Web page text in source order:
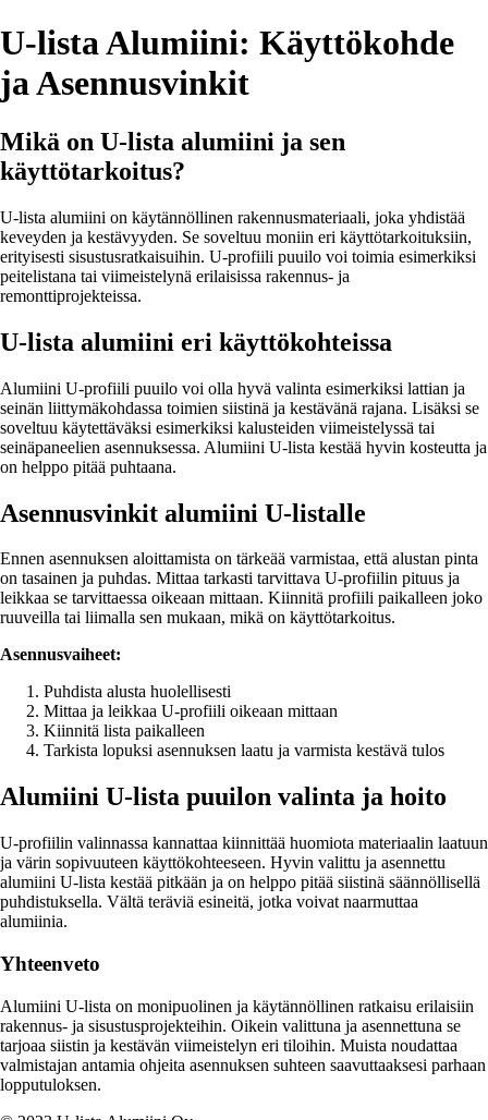
U-lista Alumiini: Käyttökohde
ja Asennusvinkit
Mikä on U-lista alumiini ja sen
käyttötarkoitus?
U-lista alumiini on käytännöllinen rakennusmateriaali, joka yhdistää
keveyden ja kestävyyden. Se soveltuu moniin eri käyttötarkoituksiin,
erityisesti sisustusratkaisuihin. U-profiili puuilo voi toimia esimerkiksi
peitelistana tai viimeistelynä erilaisissa rakennus- ja
remonttiprojekteissa.
U-lista alumiini eri käyttökohteissa
Alumiini U-profiili puuilo voi olla hyvä valinta esimerkiksi lattian ja
seinän liittymäkohdassa toimien siistinä ja kestävänä rajana. Lisäksi se
soveltuu käytettäväksi esimerkiksi kalusteiden viimeistelyssä tai
seinäpaneelien asennuksessa. Alumiini U-lista kestää hyvin kosteutta ja
on helppo pitää puhtaana.
Asennusvinkit alumiini U-listalle
Ennen asennuksen aloittamista on tärkeää varmistaa, että alustan pinta
on tasainen ja puhdas. Mittaa tarkasti tarvittava U-profiilin pituus ja
leikkaa se tarvittaessa oikeaan mittaan. Kiinnitä profiili paikalleen joko
ruuveilla tai liimalla sen mukaan, mikä on käyttötarkoitus.
Asennusvaiheet:
Puhdista alusta huolellisesti
Mittaa ja leikkaa U-profiili oikeaan mittaan
Kiinnitä lista paikalleen
Tarkista lopuksi asennuksen laatu ja varmista kestävä tulos
Alumiini U-lista puuilon valinta ja hoito
U-profiilin valinnassa kannattaa kiinnittää huomiota materiaalin laatuun
ja värin sopivuuteen käyttökohteeseen. Hyvin valittu ja asennettu
alumiini U-lista kestää pitkään ja on helppo pitää siistinä säännöllisellä
puhdistuksella. Vältä teräviä esineitä, jotka voivat naarmuttaa
alumiinia.
Yhteenveto
Alumiini U-lista on monipuolinen ja käytännöllinen ratkaisu erilaisiin
rakennus- ja sisustusprojekteihin. Oikein valittuna ja asennettuna se
tarjoaa siistin ja kestävän viimeistelyn eri tiloihin. Muista noudattaa
valmistajan antamia ohjeita asennuksen suhteen saavuttaaksesi parhaan
lopputuloksen.